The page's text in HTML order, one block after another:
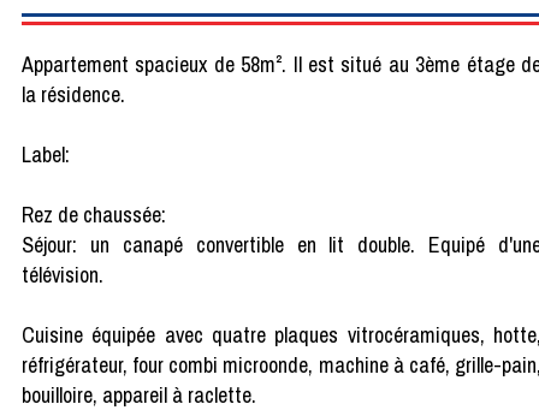
Appartement spacieux de 58m². Il est situé au 3ème étage
la résidence.
Label:
Rez de chaussée:
Séjour: un canapé convertible en lit double. Equipé
télévision.
Cuisine équipée avec quatre plaques vitrocéramiques,
réfrigérateur, four combi microonde, machine à café, grille-
bouilloire, appareil à raclette.